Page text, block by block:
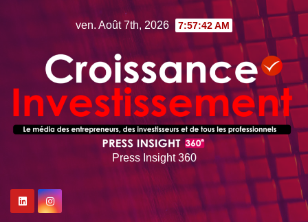
ven. Août 7th, 2026 7:57:43 AM
Press Insight 360